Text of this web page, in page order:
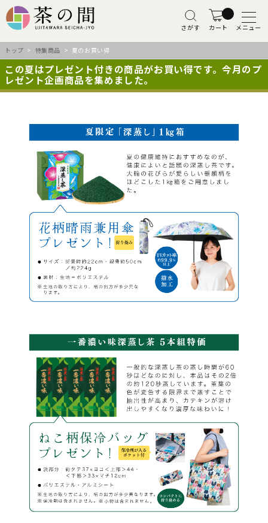
さがす カート メニュー
トップ > 特集商品 > 夏のお買い得
この夏はプレゼント付きの商品がお買い得です。今月のプ
レゼント企画商品を集めました。